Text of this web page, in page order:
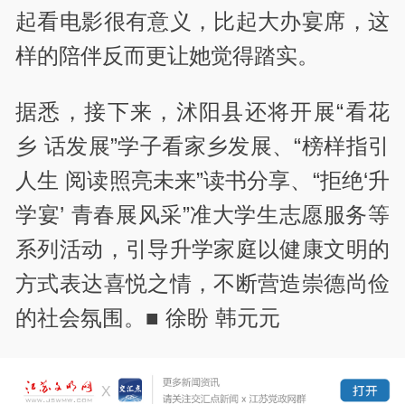
起看电影很有意义，比起大办宴席，这
样的陪伴反而更让她觉得踏实。
据悉，接下来，沭阳县还将开展“看花
乡 话发展”学子看家乡发展、“榜样指引
人生 阅读照亮未来”读书分享、“拒绝‘升
学宴’ 青春展风采”准大学生志愿服务等
系列活动，引导升学家庭以健康文明的
方式表达喜悦之情，不断营造崇德尚俭
的社会氛围。■ 徐盼 韩元元